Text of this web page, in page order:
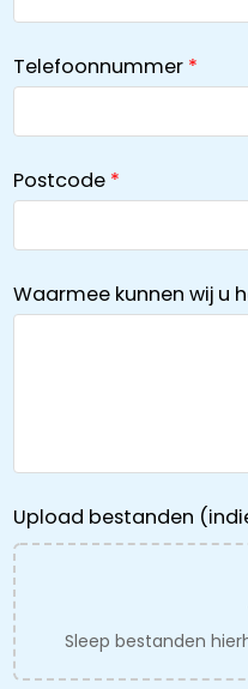
Telefoonnummer
Postcode
Waarmee kunnen wij u
Upload bestanden
Sleep bestanden